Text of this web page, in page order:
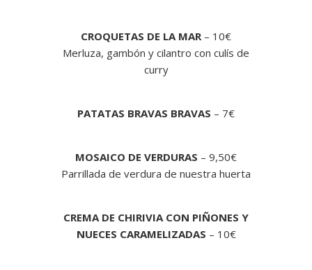
CROQUETAS DE LA MAR– 10€
Merluza, gambón y cilantro con culís de
curry
PATATAS BRAVAS BRAVAS – 7€
MOSAICO DE VERDURAS – 9,50€
Parrillada de verdura de nuestra huerta
CREMA DE CHIRIVIA CON PIÑONES Y
NUECES CARAMELIZADAS – 10€